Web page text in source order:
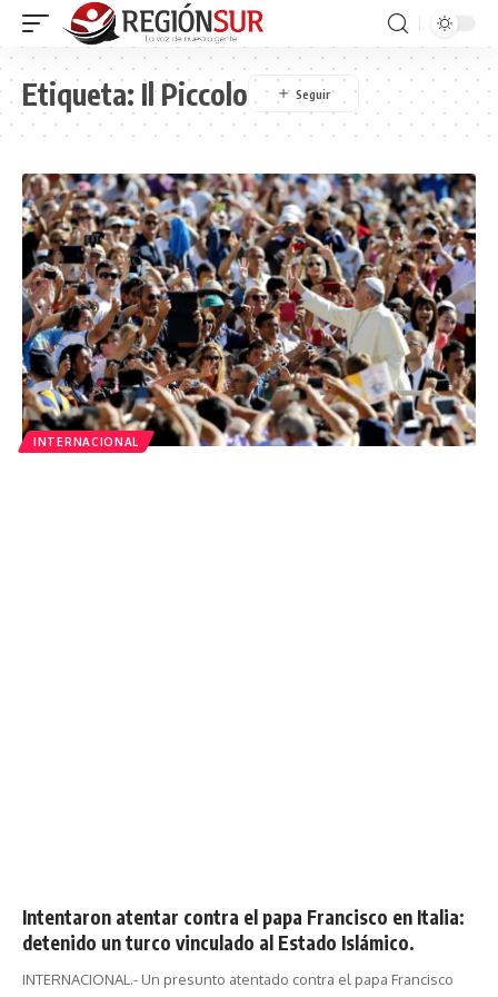
Etiqueta: Il Piccolo
INTERNACIONAL
Intentaron atentar contra el papa Francisco en Italia:
detenido un turco vinculado al Estado Islámico.
INTERNACIONAL.- Un presunto atentado contra el papa Francisco